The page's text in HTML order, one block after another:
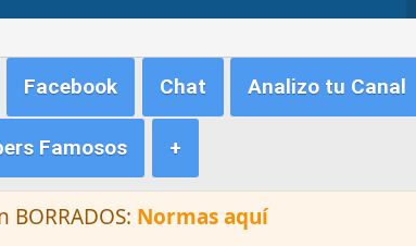
Facebook Chat Analizo tu Canal
Famosos +
BORRADOS: Normas aquí